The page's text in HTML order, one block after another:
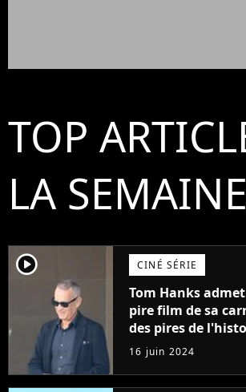
TOP
LA SEMAINE
player2 CINÉ SÉRIE
Tom Hanks
pire film de sa
des pires de
"L'un des films les
médiocres jamais
16 juin 2024